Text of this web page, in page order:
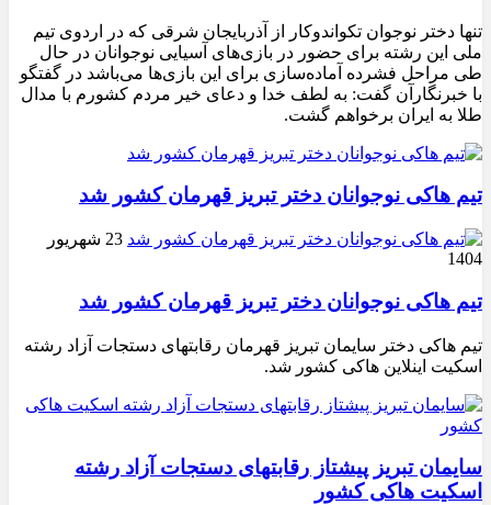
تنها دختر نوجوان تکواندوکار از آذربایجان شرقی که در اردوی تیم
ملی این رشته برای حضور در بازی‌های آسیایی نوجوانان در حال
طی مراحل فشرده آماده‌سازی برای این بازی‌ها می‌باشد در گفتگو
با خبرنگارآن گفت: به لطف خدا و دعای خیر مردم کشورم با مدال
طلا به ایران برخواهم گشت.
تیم هاکی نوجوانان دختر تبریز قهرمان کشور شد
23 شهریور
1404
تیم هاکی نوجوانان دختر تبریز قهرمان کشور شد
تیم هاکی دختر سایمان تبریز قهرمان رقابتهای دستجات آزاد رشته
اسکیت اینلاین هاکی کشور شد.
سایمان تبریز پیشتاز رقابتهای دستجات آزاد رشته
اسکیت هاکی کشور